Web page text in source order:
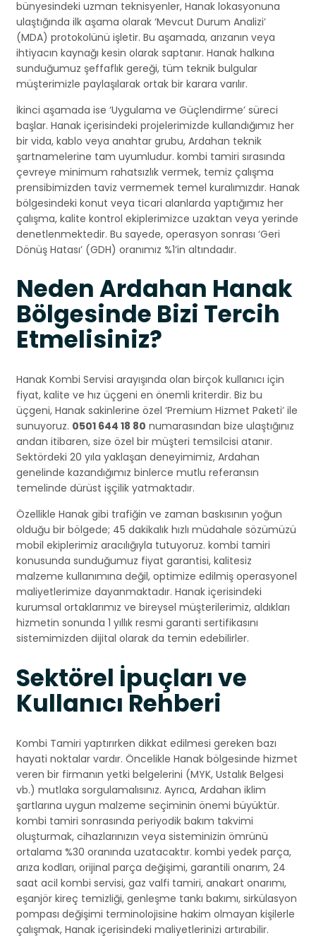
bünyesindeki uzman teknisyenler, Hanak lokasyonuna
ulaştığında ilk aşama olarak ‘Mevcut Durum Analizi’
(MDA) protokolünü işletir. Bu aşamada, arızanın veya
ihtiyacın kaynağı kesin olarak saptanır. Hanak halkına
sunduğumuz şeffaflık gereği, tüm teknik bulgular
müşterimizle paylaşılarak ortak bir karara varılır.
İkinci aşamada ise ‘Uygulama ve Güçlendirme’ süreci
başlar. Hanak içerisindeki projelerimizde kullandığımız her
bir vida, kablo veya anahtar grubu, Ardahan teknik
şartnamelerine tam uyumludur. kombi tamiri sırasında
çevreye minimum rahatsızlık vermek, temiz çalışma
prensibimizden taviz vermemek temel kuralımızdır. Hanak
bölgesindeki konut veya ticari alanlarda yaptığımız her
çalışma, kalite kontrol ekiplerimizce uzaktan veya yerinde
denetlenmektedir. Bu sayede, operasyon sonrası ‘Geri
Dönüş Hatası’ (GDH) oranımız %1’in altındadır.
Neden Ardahan Hanak
Bölgesinde Bizi Tercih
Etmelisiniz?
Hanak Kombi Servisi arayışında olan birçok kullanıcı için
fiyat, kalite ve hız üçgeni en önemli kriterdir. Biz bu
üçgeni, Hanak sakinlerine özel ‘Premium Hizmet Paketi’ ile
sunuyoruz. 0501 644 18 80 numarasından bize ulaştığınız
andan itibaren, size özel bir müşteri temsilcisi atanır.
Sektördeki 20 yıla yaklaşan deneyimimiz, Ardahan
genelinde kazandığımız binlerce mutlu referansın
temelinde dürüst işçilik yatmaktadır.
Özellikle Hanak gibi trafiğin ve zaman baskısının yoğun
olduğu bir bölgede; 45 dakikalık hızlı müdahale sözümüzü
mobil ekiplerimiz aracılığıyla tutuyoruz. kombi tamiri
konusunda sunduğumuz fiyat garantisi, kalitesiz
malzeme kullanımına değil, optimize edilmiş operasyonel
maliyetlerimize dayanmaktadır. Hanak içerisindeki
kurumsal ortaklarımız ve bireysel müşterilerimiz, aldıkları
hizmetin sonunda 1 yıllık resmi garanti sertifikasını
sistemimizden dijital olarak da temin edebilirler.
Sektörel İpuçları ve
Kullanıcı Rehberi
Kombi Tamiri yaptırırken dikkat edilmesi gereken bazı
hayati noktalar vardır. Öncelikle Hanak bölgesinde hizmet
veren bir firmanın yetki belgelerini (MYK, Ustalık Belgesi
vb.) mutlaka sorgulamalısınız. Ayrıca, Ardahan iklim
şartlarına uygun malzeme seçiminin önemi büyüktür.
kombi tamiri sonrasında periyodik bakım takvimi
oluşturmak, cihazlarınızın veya sisteminizin ömrünü
ortalama %30 oranında uzatacaktır. kombi yedek parça,
arıza kodları, orijinal parça değişimi, garantili onarım, 24
saat acil kombi servisi, gaz valfi tamiri, anakart onarımı,
eşanjör kireç temizliği, genleşme tankı bakımı, sirkülasyon
pompası değişimi terminolojisine hakim olmayan kişilerle
çalışmak, Hanak içerisindeki maliyetlerinizi artırabilir.